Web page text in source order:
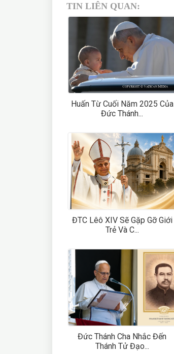
TIN LIÊN QUAN:
Huấn Từ Cuối Năm 2025 Của
Đức Thánh...
ĐTC Lêô XIV Sẽ Gặp Gỡ Giới
Trẻ Và C...
Đức Thánh Cha Nhắc Đến
Thánh Tử Đạo...